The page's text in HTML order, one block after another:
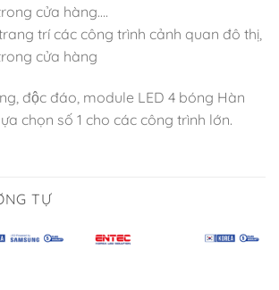
cửa hàng….
trí các công trình cảnh quan đô thị,
cửa hàng
độc đáo, module LED 4 bóng Hàn
chọn số 1 cho các công trình lớn.
TỰ